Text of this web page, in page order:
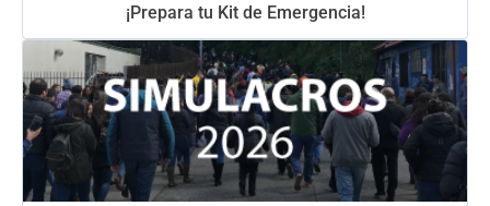
¡Prepara tu Kit de Emergencia!